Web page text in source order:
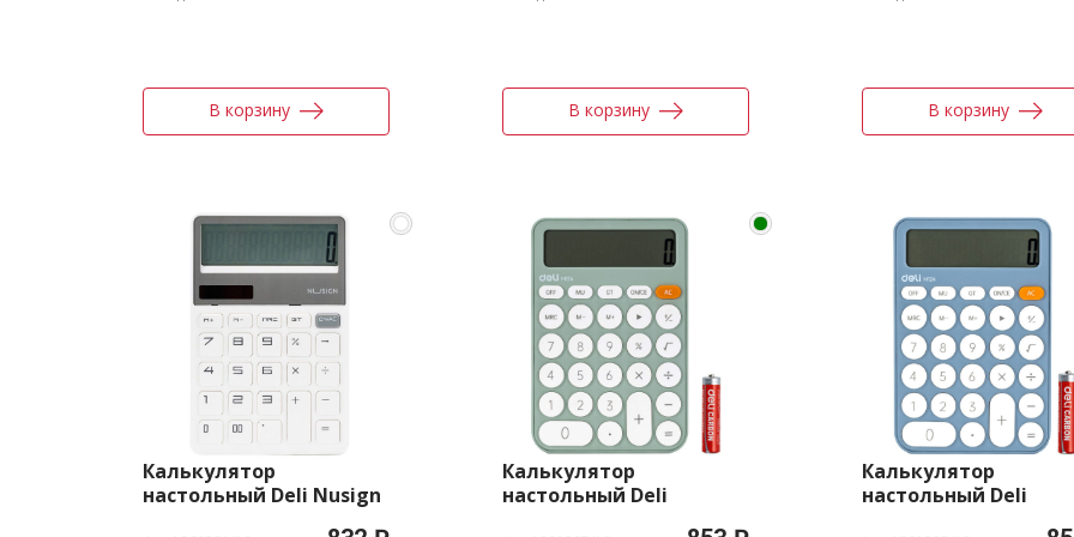
В корзину В корзину В корзину
Калькулятор
настольный Deli Nusign
Калькулятор
настольный Deli
Калькулятор
настольный Deli